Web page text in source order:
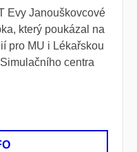
Evy Janouškovcové
který poukázal na
pro MU i Lékařskou
centra